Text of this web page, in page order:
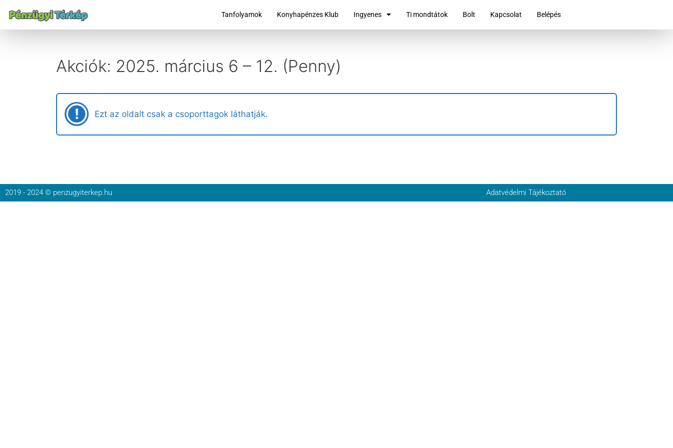
Tanfolyamok Konyhapénzes Klub Ingyenes Ti mondtátok Bolt Kapcsolat Belépés
Akciók: 2025. március 6 – 12. (Penny)
Ezt az oldalt csak a csoporttagok láthatják.
2019 - 2024 © penzugyiterkep.hu Adatvédelmi Tájékoztató